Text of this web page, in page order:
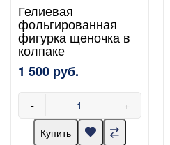
Гелиевая
фольгированная
фигурка щеночка в
колпаке
1 500 руб.
- +
Купить